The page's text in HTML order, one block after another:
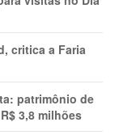
critica a Faria
patrimônio de
3,8 milhões